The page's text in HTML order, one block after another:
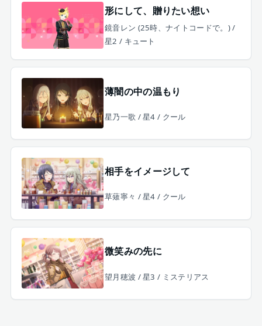
形にして、贈りたい想い
鏡音レン (25時、ナイトコードで。) /
星2 / キュート
薄闇の中の温もり
星乃一歌 / 星4 / クール
相手をイメージして
草薙寧々 / 星4 / クール
微笑みの先に
望月穂波 / 星3 / ミステリアス